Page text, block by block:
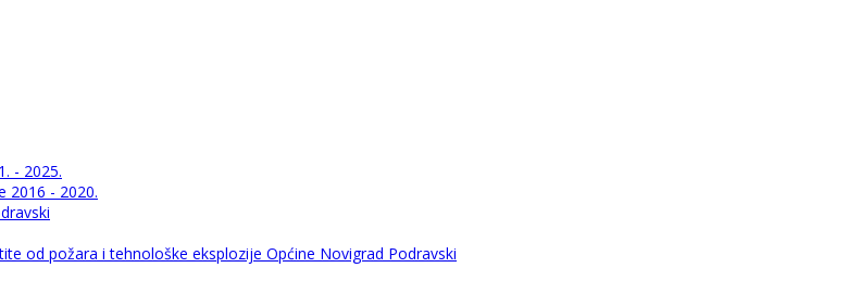
- 2025.
2016 - 2020.
od požara i tehnološke eksplozije Općine Novigrad Podravski